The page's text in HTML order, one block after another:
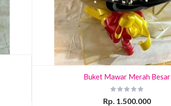
Buket Mawar Merah Besar
Rp. 1.500.000